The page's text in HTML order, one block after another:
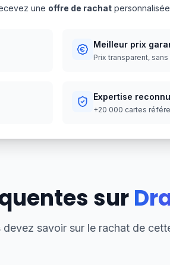
une offre de rachat
Meilleur prix
Prix transparent,
Expertise
+20 000 cartes
sur
savoir sur le rachat de